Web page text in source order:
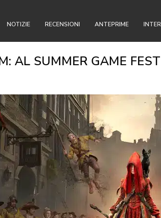
NOTIZIE RECENSIONI ANTEPRIME
AL SUMMER GAME